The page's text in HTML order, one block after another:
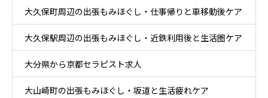
大久保町周辺の出張もみほぐし・仕事帰りと車移動後ケア
大久保駅周辺の出張もみほぐし・近鉄利用後と生活圏ケア
大分県から京都セラピスト求人
大山崎町の出張もみほぐし・坂道と生活疲れケア